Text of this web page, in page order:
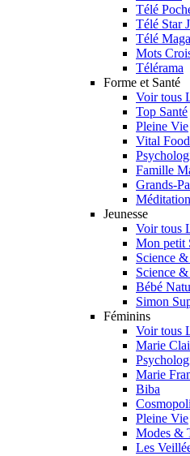
Télé
Télé Star
Télé
Mots
Télérama
Forme et Santé
Voir tous
Top Santé
Pleine Vie
Vital Food
Famille
Grands-
Méditation
Jeunesse
Voir tous
Mon petit
Science
Science
Bébé
Simon
Féminins
Voir tous
Marie
Marie
Biba
Pleine Vie
Modes &
Les